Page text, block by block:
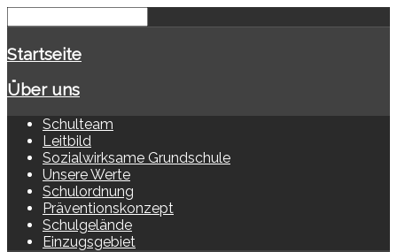
Startseite
Über uns
Schulteam
Leitbild
Sozialwirksame Grundschule
Unsere Werte
Schulordnung
Präventionskonzept
Schulgelände
Einzugsgebiet